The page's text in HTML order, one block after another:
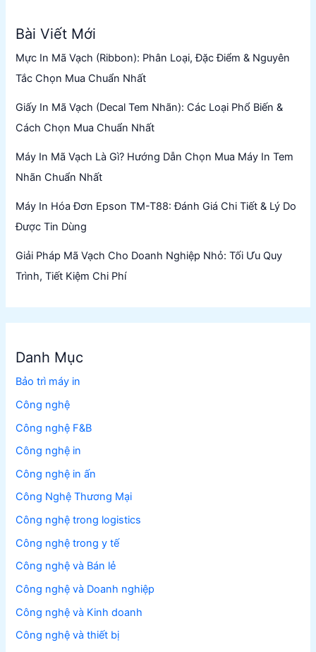
Bài Viết Mới
Mực In Mã Vạch (Ribbon): Phân Loại, Đặc Điểm & Nguyên
Tắc Chọn Mua Chuẩn Nhất
Giấy In Mã Vạch (Decal Tem Nhãn): Các Loại Phổ Biến &
Cách Chọn Mua Chuẩn Nhất
Máy In Mã Vạch Là Gì? Hướng Dẫn Chọn Mua Máy In Tem
Nhãn Chuẩn Nhất
Máy In Hóa Đơn Epson TM-T88: Đánh Giá Chi Tiết & Lý Do
Được Tin Dùng
Giải Pháp Mã Vạch Cho Doanh Nghiệp Nhỏ: Tối Ưu Quy
Trình, Tiết Kiệm Chi Phí
Danh Mục
Bảo trì máy in
Công nghệ
Công nghệ F&B
Công nghệ in
Công nghệ in ấn
Công Nghệ Thương Mại
Công nghệ trong logistics
Công nghệ trong y tế
Công nghệ và Bán lẻ
Công nghệ và Doanh nghiệp
Công nghệ và Kinh doanh
Công nghệ và thiết bị